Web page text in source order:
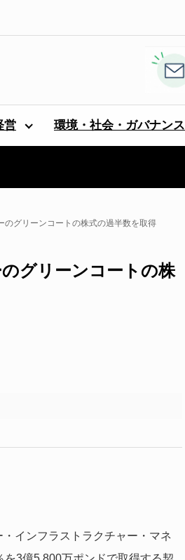
営 環境・社会・ガバナンス
のグリーンコートの株式の過半数を取得
グリーンコートの株
インフラストラクチャー・マネ